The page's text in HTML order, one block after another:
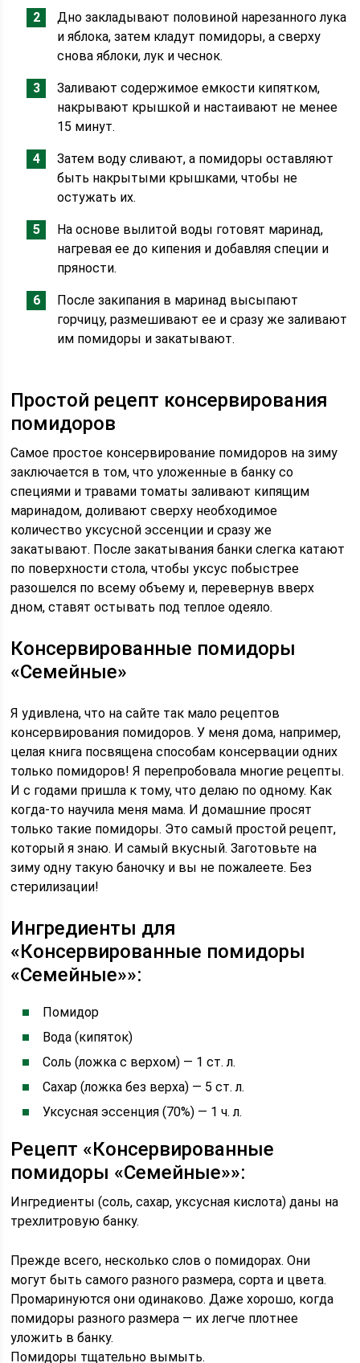
Дно закладывают половиной нарезанного лука
и яблока, затем кладут помидоры, а сверху
снова яблоки, лук и чеснок.
Заливают содержимое емкости кипятком,
накрывают крышкой и настаивают не менее
15 минут.
Затем воду сливают, а помидоры оставляют
быть накрытыми крышками, чтобы не
остужать их.
На основе вылитой воды готовят маринад,
нагревая ее до кипения и добавляя специи и
пряности.
После закипания в маринад высыпают
горчицу, размешивают ее и сразу же заливают
им помидоры и закатывают.
Простой рецепт консервирования
помидоров
Самое простое консервирование помидоров на зиму
заключается в том, что уложенные в банку со
специями и травами томаты заливают кипящим
маринадом, доливают сверху необходимое
количество уксусной эссенции и сразу же
закатывают. После закатывания банки слегка катают
по поверхности стола, чтобы уксус побыстрее
разошелся по всему объему и, перевернув вверх
дном, ставят остывать под теплое одеяло.
Консервированные помидоры
«Семейные»
Я удивлена, что на сайте так мало рецептов
консервирования помидоров. У меня дома, например,
целая книга посвящена способам консервации одних
только помидоров! Я перепробовала многие рецепты.
И с годами пришла к тому, что делаю по одному. Как
когда-то научила меня мама. И домашние просят
только такие помидоры. Это самый простой рецепт,
который я знаю. И самый вкусный. Заготовьте на
зиму одну такую баночку и вы не пожалеете. Без
стерилизации!
Ингредиенты для
«Консервированные помидоры
«Семейные»»:
Помидор
Вода (кипяток)
Соль (ложка с верхом) — 1 ст. л.
Сахар (ложка без верха) — 5 ст. л.
Уксусная эссенция (70%) — 1 ч. л.
Рецепт «Консервированные
помидоры «Семейные»»:
Ингредиенты (соль, сахар, уксусная кислота) даны на
трехлитровую банку.
Прежде всего, несколько слов о помидорах. Они
могут быть самого разного размера, сорта и цвета.
Промаринуются они одинаково. Даже хорошо, когда
помидоры разного размера — их легче плотнее
уложить в банку.
Помидоры тщательно вымыть.